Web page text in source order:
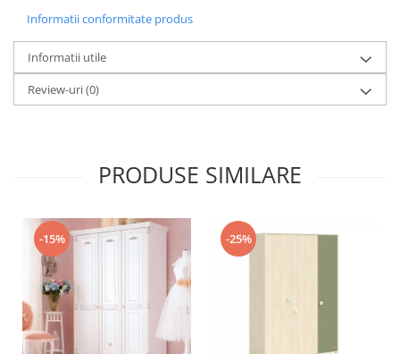
Informatii conformitate produs
Informatii utile
Review-uri(0)
PRODUSE SIMILARE
-15% -25%